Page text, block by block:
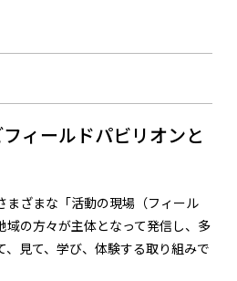
ィールドパビリオンと
まざまな「活動の現場（フィール
域の方々が主体となって発信し、多
、見て、学び、体験する取り組みで